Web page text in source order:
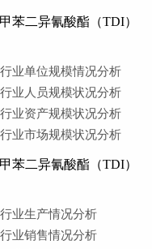
苯二异氰酸酯（TDI）
业单位规模情况分析
业人员规模状况分析
业资产规模状况分析
业市场规模状况分析
苯二异氰酸酯（TDI）
业生产情况分析
业销售情况分析